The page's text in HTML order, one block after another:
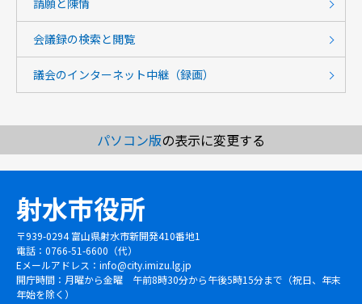
請願と陳情
会議録の検索と閲覧
議会のインターネット中継（録画）
パソコン版の表示に変更する
射水市役所
〒939-0294 富山県射水市新開発410番地1
電話：0766-51-6600（代）
Eメールアドレス： info@city.imizu.lg.jp
開庁時間：月曜から金曜 午前8時30分から午後5時15分まで（祝日、年末
年始を除く）